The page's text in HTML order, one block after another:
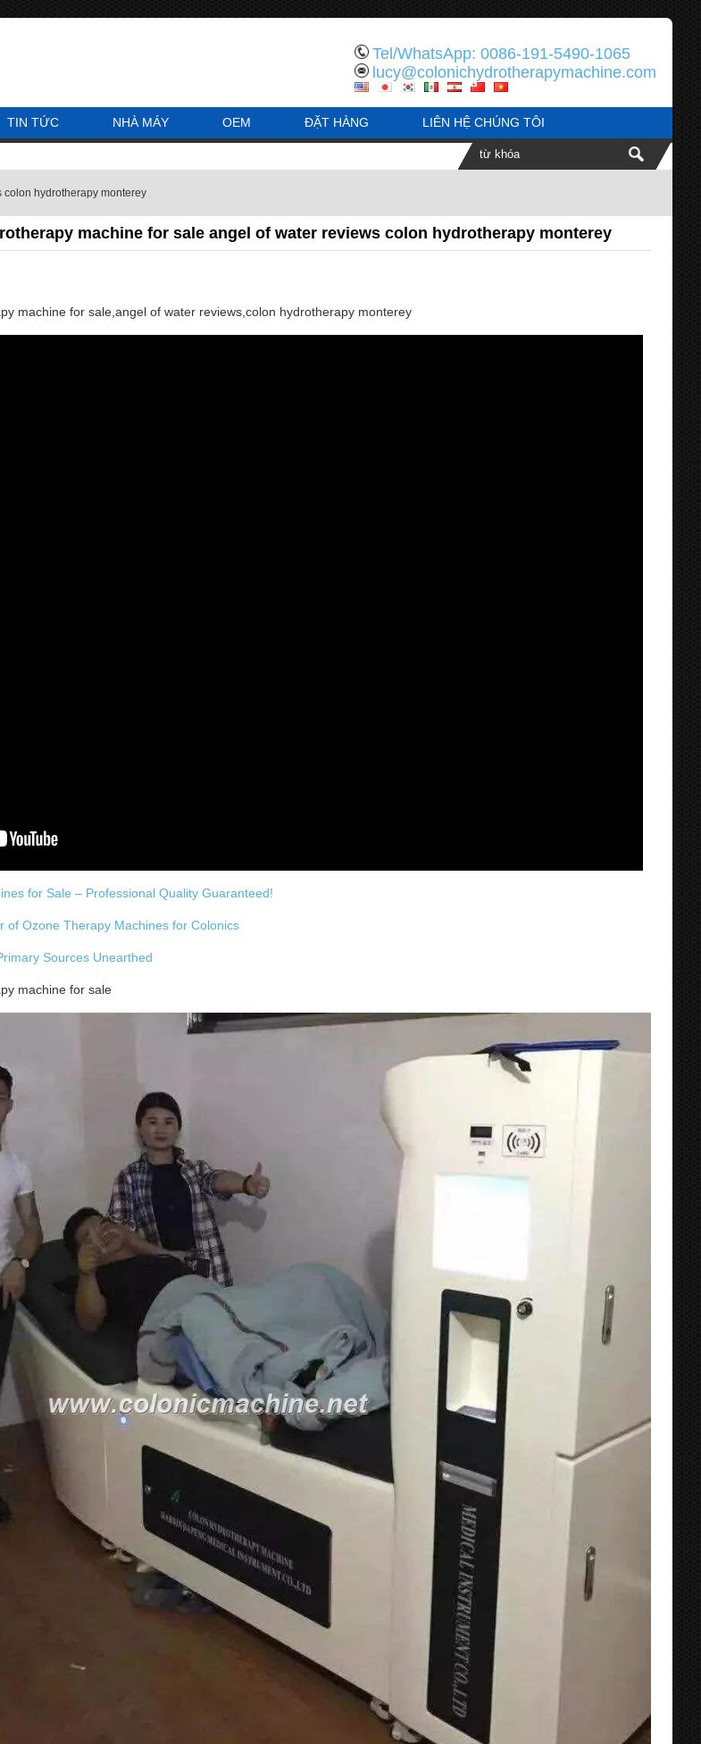
Tel/WhatsApp: 0086-191-5490-1065
lucy@colonichydrotherapymachine.com
TIN TỨC NHÀ MÁY OEM ĐẶT HÀNG LIÊN HỆ CHÚNG TÔI
hydrotherapy monterey
machine for sale angel of water reviews colon hydrotherapy monterey
machine for sale,angel of water reviews,colon hydrotherapy monterey
for Sale – Professional Quality Guaranteed!
of Ozone Therapy Machines for Colonics
Sources Unearthed
machine for sale